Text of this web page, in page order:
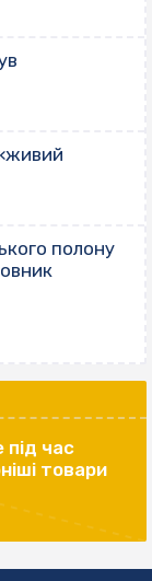
полону
під час
товари